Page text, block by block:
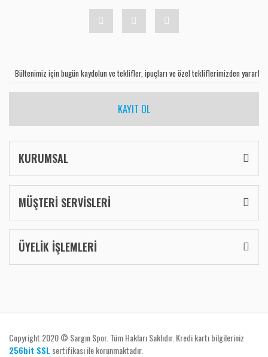
KAYIT OL
KURUMSAL
MÜŞTERİ SERVİSLERİ
ÜYELİK İŞLEMLERİ
Copyright 2020 © Sargın Spor. Tüm Hakları Saklıdır. Kredi kartı bilgileriniz
256bit SSL sertifikası ile korunmaktadır.